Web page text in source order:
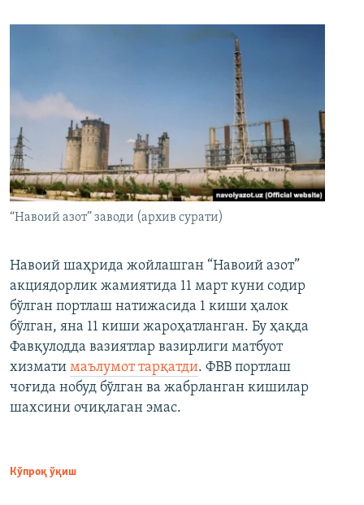
“Навоий азот” заводи (архив сурати)
Навоий шаҳрида жойлашган “Навоий азот”
акциядорлик жамиятида 11 март куни содир
бўлган портлаш натижасида 1 киши ҳалок
бўлган, яна 11 киши жароҳатланган. Бу ҳақда
Фавқулодда вазиятлар вазирлиги матбуот
хизмати маълумот тарқатди. ФВВ портлаш
чоғида нобуд бўлган ва жабрланган кишилар
шахсини очиқлаган эмас.
Кўпроқ ўқиш